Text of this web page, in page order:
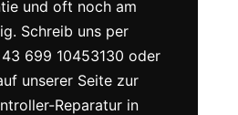
und oft noch am
Schreib uns per
699 10453130 oder
unserer Seite zur
Reparatur in